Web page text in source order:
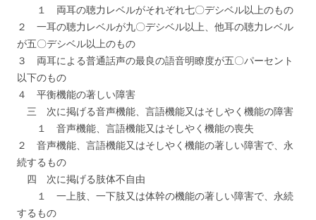
１ 両耳の聴力レベルがそれぞれ七〇デシベル以上のもの
２ 一耳の聴力レベルが九〇デシベル以上、他耳の聴力レベル
が五〇デシベル以上のもの
３ 両耳による普通話声の最良の語音明瞭度が五〇パーセント
以下のもの
４ 平衡機能の著しい障害
三 次に掲げる音声機能、言語機能又はそしやく機能の障害
１ 音声機能、言語機能又はそしやく機能の喪失
２ 音声機能、言語機能又はそしやく機能の著しい障害で、永
続するもの
四 次に掲げる肢体不自由
１ 一上肢、一下肢又は体幹の機能の著しい障害で、永続
するもの